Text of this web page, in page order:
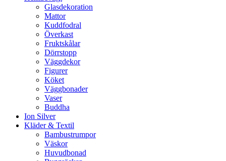
Glasdekoration
Mattor
Kuddfodral
Överkast
Fruktskålar
Dörrstopp
Väggdekor
Figurer
Köket
Väggbonader
Vaser
Buddha
Ion Silver
Kläder & Textil
Bambustrumpor
Väskor
Huvudbonad